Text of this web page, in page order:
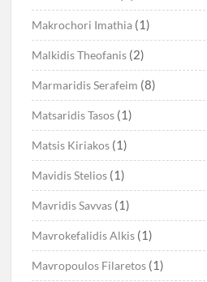
Makrochori Imathia (1)
Malkidis Theofanis (2)
Marmaridis Serafeim (8)
Matsaridis Tasos (1)
Matsis Kiriakos (1)
Mavidis Stelios (1)
Mavridis Savvas (1)
Mavrokefalidis Alkis (1)
Mavropoulos Filaretos (1)